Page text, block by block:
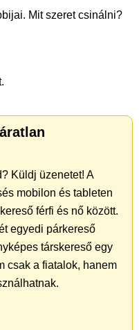
Mit szeret csinálni?
Küldj üzenetet! A
mobilon és tableten
férfi és nő között.
egyedi párkereső
társkereső egy
csak a fiatalok, hanem